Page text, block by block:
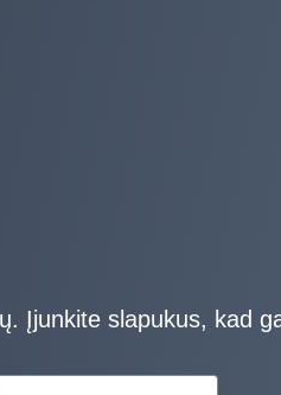
Įjunkite slapukus, kad